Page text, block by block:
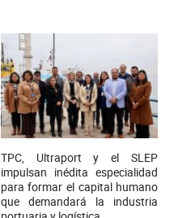
TPC, Ultraport y el SLEP
impulsan inédita especialidad
para formar el capital humano
que demandará la industria